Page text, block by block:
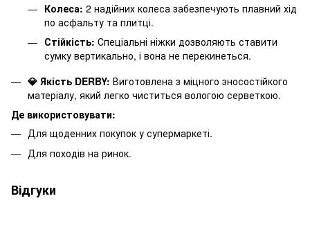
Колеса: 2 надійних колеса забезпечують плавний хід
по асфальту та плитці.
Стійкість: Спеціальні ніжки дозволяють ставити
сумку вертикально, і вона не перекинеться.
💎 Якість DERBY: Виготовлена з міцного зносостійкого
матеріалу, який легко чиститься вологою серветкою.
Де використовувати:
Для щоденних покупок у супермаркеті.
Для походів на ринок.
Відгуки